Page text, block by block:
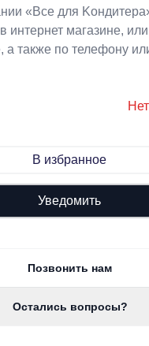
«Bce для
интернет магазине,
а также по телефону
В избранное
Уведомить
Позвонить нам
Остались вопросы?